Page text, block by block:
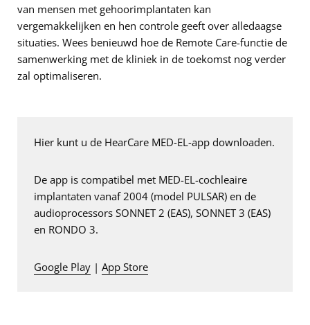
van mensen met gehoorimplantaten kan
vergemakkelijken en hen controle geeft over alledaagse
situaties. Wees benieuwd hoe de Remote Care-functie de
samenwerking met de kliniek in de toekomst nog verder
zal optimaliseren.
Hier kunt u de HearCare MED-EL-app downloaden.
De app is compatibel met MED-EL-cochleaire
implantaten vanaf 2004 (model PULSAR) en de
audioprocessors SONNET 2 (EAS), SONNET 3 (EAS)
en RONDO 3.
Google Play | App Store